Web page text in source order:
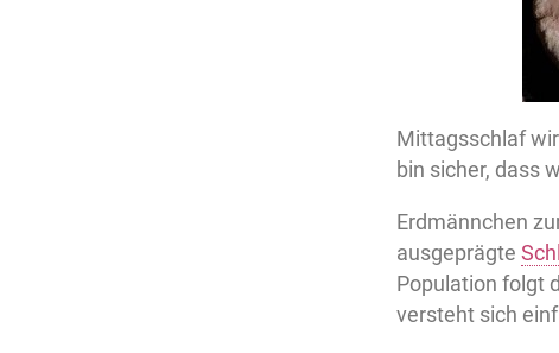
Mittagsschlaf
bin sicher, dass
Erdmännchen
ausgeprägte
Population folgt
versteht sich